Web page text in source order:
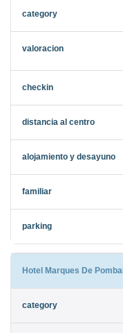
Hotel Marques De Pombal